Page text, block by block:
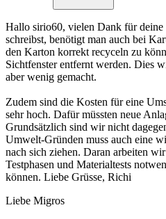
Hallo sirio60, vielen Dank für
schreibst, benötigt man auch bei
den Karton korrekt recyceln zu
Sichtfenster entfernt werden. Dies
aber wenig gemacht.
Zudem sind die Kosten für eine
sehr hoch. Dafür müssten neue
Grundsätzlich sind wir nicht
Umwelt-Gründen muss auch eine
nach sich ziehen. Daran arbeiten
Testphasen und Materialtests
können. Liebe Grüsse, Richi
Liebe Migros